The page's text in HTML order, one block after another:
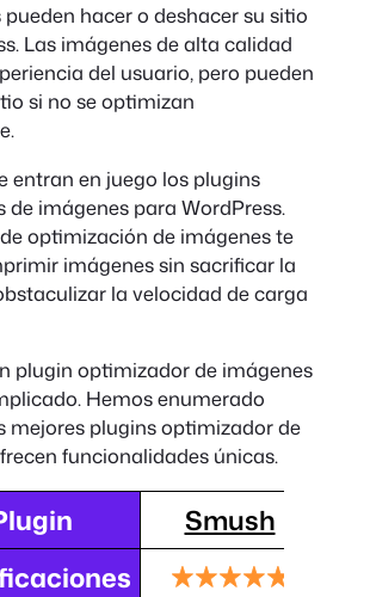
hacer o deshacer su sitio
Las imágenes de alta calidad
del usuario, pero pueden
si no se optimizan
entran en juego los plugins
imágenes para WordPress.
optimización de imágenes te
imágenes sin sacrificar la
la velocidad de carga
plugin optimizador de imágenes
Hemos enumerado
mejores plugins optimizador de
funcionalidades únicas.
Smush